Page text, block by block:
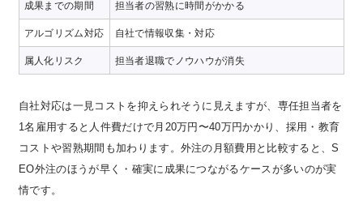
成果までの期間 担当者の習熟に時間がかかる
アルゴリズム対応 自社で情報収集・対応
属人化リスク 担当者退職でノウハウが消失
自社対応は一見コストを抑えられそうに見えますが、専任担当者を
1名雇用すると人件費だけで月20万円〜40万円かかり、採用・教育
コストや習熟期間も加わります。外注の月額費用と比較すると、S
EO外注のほうが早く・確実に成果につながるケースが多いのが実
情です。